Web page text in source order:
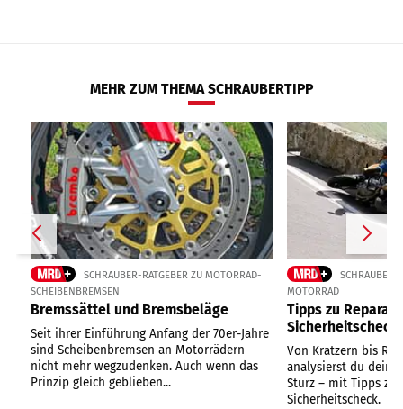
MEHR ZUM THEMA SCHRAUBERTIPP
SCHRAUBER-RATGEBER ZU MOTORRAD-
SCHEIBENBREMSEN
Bremssättel und Bremsbeläge
Seit ihrer Einführung Anfang der 70er-Jahre
sind Scheibenbremsen an Motorrädern
nicht mehr wegzudenken. Auch wenn das
Prinzip gleich geblieben...
MOTORRAD
Tipps zu
Sicherheitscheck
Von Kratzern bis
analysierst du dein
Sturz – mit Tipps zu
Sicherheitscheck.